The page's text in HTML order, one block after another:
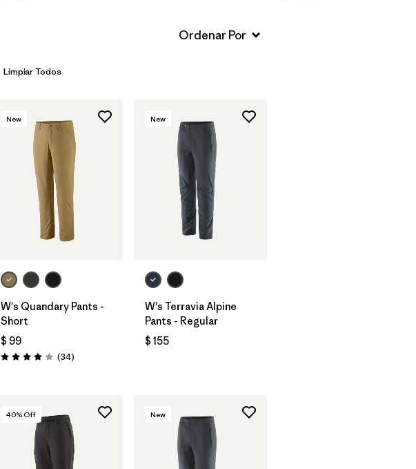
Limpiar Todos
New
W's Quandary Pants -
Short
$ 99
Valoración: 4.0 / 5
(34Comentarios
)
New
W's Terravia Alpine
Pants - Regular
$ 155
40% Off New